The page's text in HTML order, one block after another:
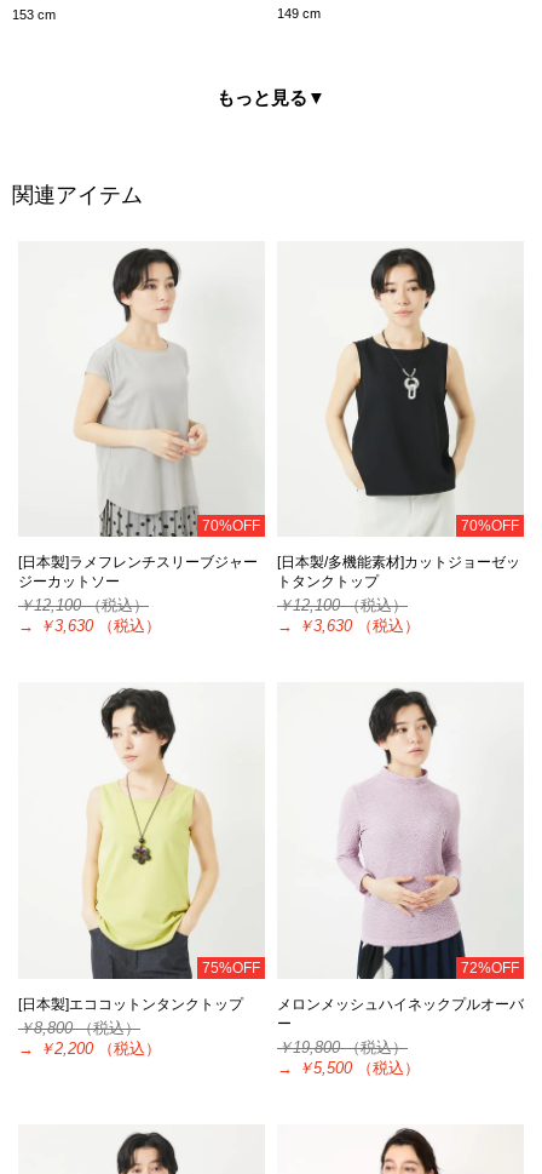
153 cm
149 cm
もっと見る ▼
関連アイテム
70%OFF
[日本製]ラメフレンチスリーブジャー
ジーカットソー
￥12,100（税込）
→
￥3,630 （税込）
70%OFF
[日本製/多機能素材]カットジョーゼッ
トタンクトップ
￥12,100（税込）
→
￥3,630 （税込）
75%OFF
[日本製]エココットンタンクトップ
￥8,800（税込）
→
￥2,200 （税込）
72%OFF
メロンメッシュハイネックプルオーバ
ー
￥19,800（税込）
→
￥5,500 （税込）